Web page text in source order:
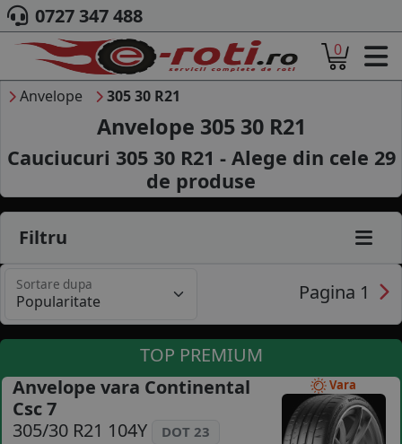
ACASA
DESPRE NOI
ANVELOPE
AUTO
CAMION
MOTO
AGROINDUSTRIALE
MARCA AUTO
B2B - COLABORARE COMPANII
CONTACT
COS (0 PRODUSE
0727 347 488
0
Anvelope 305 30 R21
Anvelope 305 30 R21
Cauciucuri 305 30 R21 - Alege din cele 29
de produse
Filtru
Sortare dupa Pagina 1
TOP PREMIUM
Vara
Anvelope vara Continental
Csc 7
305/30 R21 104Y
DOT 23